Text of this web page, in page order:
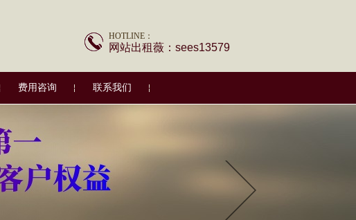
HOTLINE：
网站出租薇：sees13579
费用咨询 联系我们